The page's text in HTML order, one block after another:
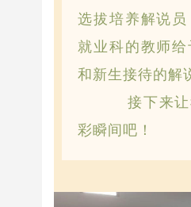
选拔培养解说
就业科的教师
和新生接待的解
接下来让
彩瞬间吧！